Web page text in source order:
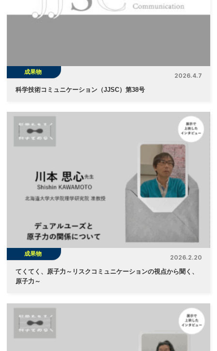
成果物
2026.4.7
科学技術コミュニケーション（JJSC）第38号
成果物
2026.2.20
てくてく、原子力～リスクコミュニケーションの視点から聞く、
原子力～